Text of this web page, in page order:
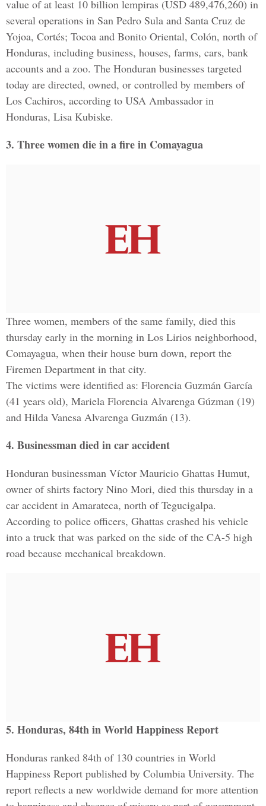
value of at least 10 billion lempiras (USD 489,476,260) in
several operations in San Pedro Sula and Santa Cruz de
Yojoa, Cortés; Tocoa and Bonito Oriental, Colón, north of
Honduras, including business, houses, farms, cars, bank
accounts and a zoo. The Honduran businesses targeted
today are directed, owned, or controlled by members of
Los Cachiros, according to USA Ambassador in
Honduras, Lisa Kubiske.
3. Three women die in a fire in Comayagua
Three women, members of the same family, died this
thursday early in the morning in Los Lirios neighborhood,
Comayagua, when their house burn down, report the
Firemen Department in that city.
The victims were identified as: Florencia Guzmán García
(41 years old), Mariela Florencia Alvarenga Gúzman (19)
and Hilda Vanesa Alvarenga Guzmán (13).
4. Businessman died in car accident
Honduran businessman Víctor Mauricio Ghattas Humut,
owner of shirts factory Nino Mori, died this thursday in a
car accident in Amarateca, north of Tegucigalpa.
According to police officers, Ghattas crashed his vehicle
into a truck that was parked on the side of the CA-5 high
road because mechanical breakdown.
5. Honduras, 84th in World Happiness Report
Honduras ranked 84th of 130 countries in World
Happiness Report published by Columbia University. The
report reflects a new worldwide demand for more attention